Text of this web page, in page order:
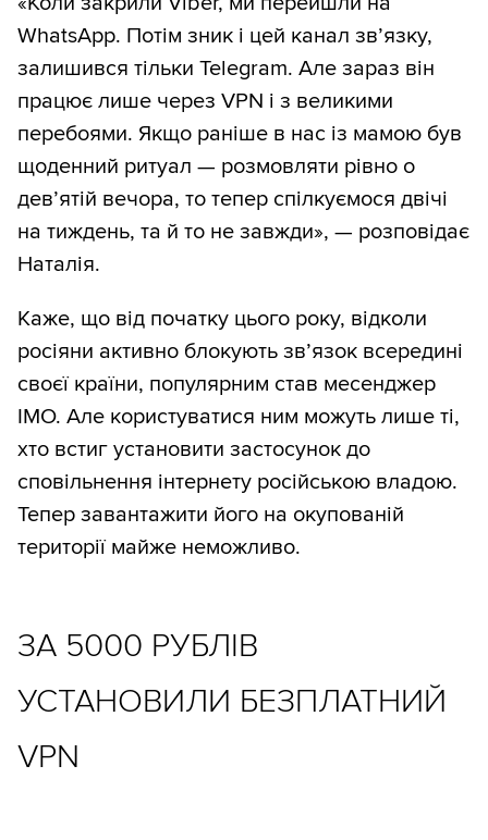
WhatsApp. Потім зник і цей канал зв’язку,
залишився тільки Telegram. Але зараз він
працює лише через VPN і з великими
перебоями. Якщо раніше в нас із мамою був
щоденний ритуал — розмовляти рівно о
дев’ятій вечора, то тепер спілкуємося двічі
на тиждень, та й то не завжди», — розповідає
Наталія.
Каже, що від початку цього року, відколи
росіяни активно блокують зв’язок всередині
своєї країни, популярним став месенджер
IMO. Але користуватися ним можуть лише ті,
хто встиг установити застосунок до
сповільнення інтернету російською владою.
Тепер завантажити його на окупованій
території майже неможливо.
ЗА 5000 РУБЛІВ
УСТАНОВИЛИ БЕЗПЛАТНИЙ
VPN